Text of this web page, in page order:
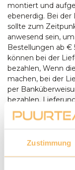
Zustimmung
montiert und
ebenerdig. Bei
sollte zum
anwesend sein,
Bestellungen ab €
können bei der
bezahlen, Wenn
machen, bei der
per
bezahlen.
Ausstellungsraum.
Gartenkissen)
den DHL-